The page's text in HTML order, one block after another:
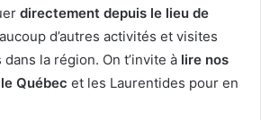
directement depuis le lieu de
d’autres activités et visites
la région. On t’invite à lire nos
Québec et les Laurentides pour en